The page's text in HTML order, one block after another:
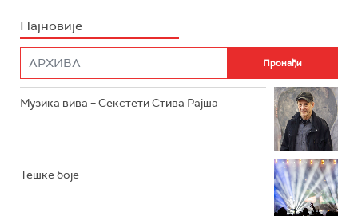
РАДИО РОКЕНРОЛЕР
РАДИО ЏЕЗЕР
Најновије
Музика вива – Секстети Стива Рајша
Тешке боје